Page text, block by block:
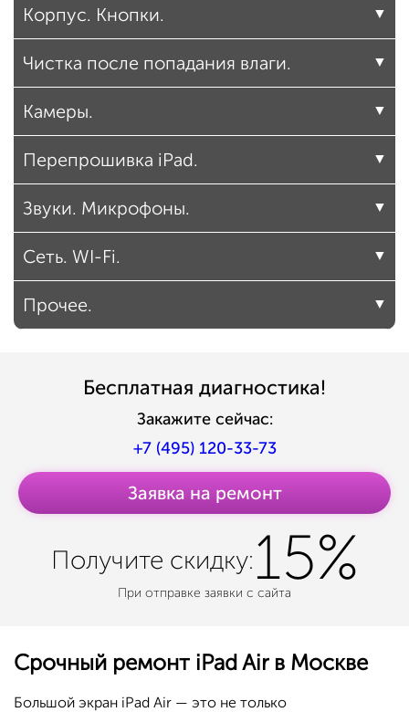
Корпус. Кнопки.
Чистка после попадания влаги.
Камеры.
Перепрошивка iPad.
Звуки. Микрофоны.
Сеть. WI-Fi.
Прочее.
Бесплатная диагностика!
Закажите сейчас:
+7 (495) 120-33-73
Заявка на ремонт
Получите скидку:15%
При отправке заявки с сайта
Срочный ремонт iPad Air в Москве
Большой экран iPad Air — это не только